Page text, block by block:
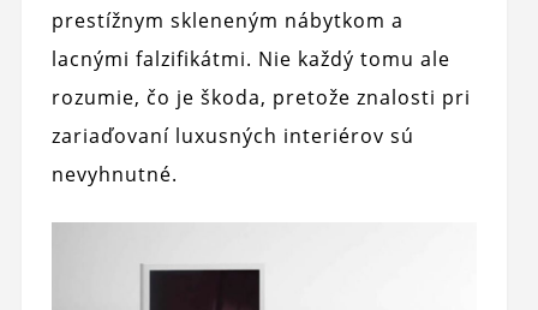
prestížnym skleneným nábytkom a
lacnými falzifikátmi. Nie každý tomu ale
rozumie, čo je škoda, pretože znalosti pri
zariaďovaní luxusných interiérov sú
nevyhnutné.